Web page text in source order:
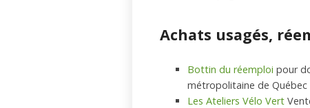
Achats usagés,
Bottin du réemploi pour
métropolitaine de Québec
Les Ateliers Vélo Vert